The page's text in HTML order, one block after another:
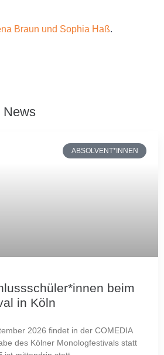
Braun und Sophia Haß.
News
ABSOLVENT*INNEN
beim
in Köln
2026 findet in der COMEDIA
des Kölner Monologfestivals statt